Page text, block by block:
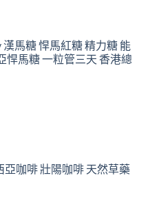
漢馬糖 悍馬紅糖 精力糖 能
悍馬糖 一粒管三天 香港總
亞咖啡 壯陽咖啡 天然草藥